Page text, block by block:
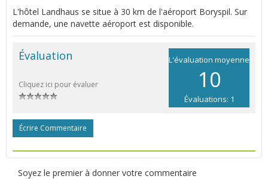
L'hôtel Landhaus se situe à 30 km de l'aéroport Boryspil. Sur
demande, une navette aéroport est disponible.
L'évaluation moyenne
10
Évaluations: 1
Évaluation
Cliquez ici pour évaluer
Écrire Commentaire
Soyez le premier à donner votre commentaire